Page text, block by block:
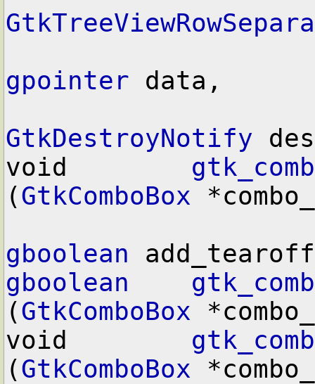
gpointer data,
GtkDestroyNotify
void
(GtkComboBox
gboolean
gboolean
(GtkComboBox
void
(GtkComboBox